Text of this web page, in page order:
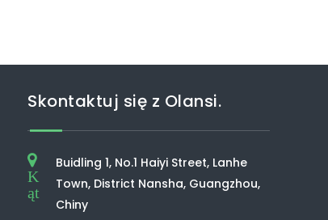
Skontaktuj się z Olansi.
K
ąt
Buidling 1, No.1 Haiyi Street, Lanhe
Town, District Nansha, Guangzhou,
Chiny